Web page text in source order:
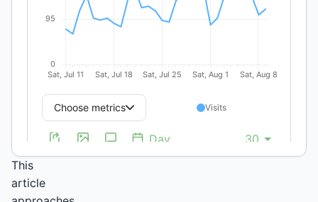
formation,
practices,
academic
accessibility,
Abstract
This
article